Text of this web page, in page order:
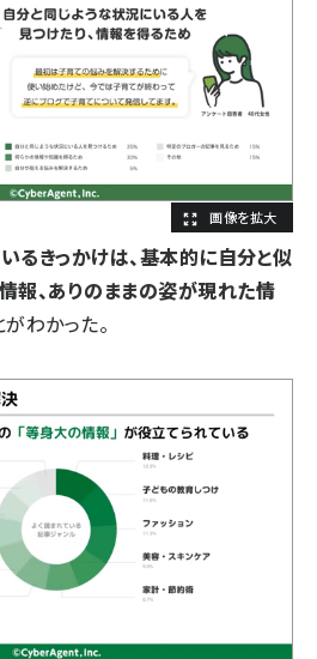
るきっかけは、基本的に自分と似
報、ありのままの姿が現れた情
がわかった。